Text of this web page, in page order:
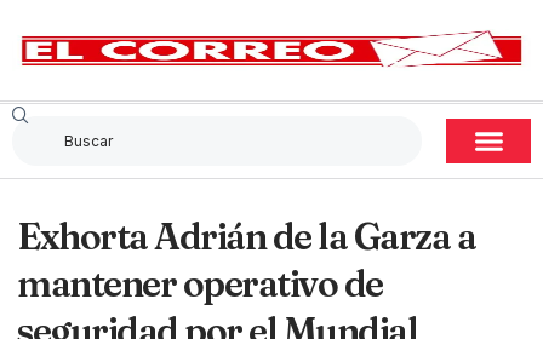
Exhorta Adrián de la Garza a
mantener operativo de